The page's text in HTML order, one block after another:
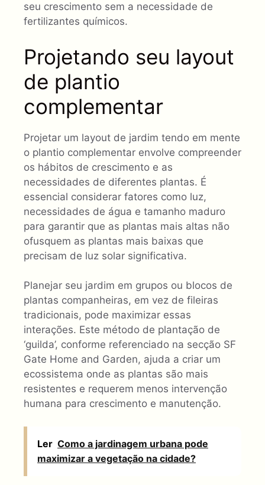
seu crescimento sem a necessidade de
fertilizantes químicos.
Projetando seu layout
de plantio
complementar
Projetar um layout de jardim tendo em mente
o plantio complementar envolve compreender
os hábitos de crescimento e as
necessidades de diferentes plantas. É
essencial considerar fatores como luz,
necessidades de água e tamanho maduro
para garantir que as plantas mais altas não
ofusquem as plantas mais baixas que
precisam de luz solar significativa.
Planejar seu jardim em grupos ou blocos de
plantas companheiras, em vez de fileiras
tradicionais, pode maximizar essas
interações. Este método de plantação de
‘guilda’, conforme referenciado na secção SF
Gate Home and Garden, ajuda a criar um
ecossistema onde as plantas são mais
resistentes e requerem menos intervenção
humana para crescimento e manutenção.
Ler Como a jardinagem urbana pode
maximizar a vegetação na cidade?